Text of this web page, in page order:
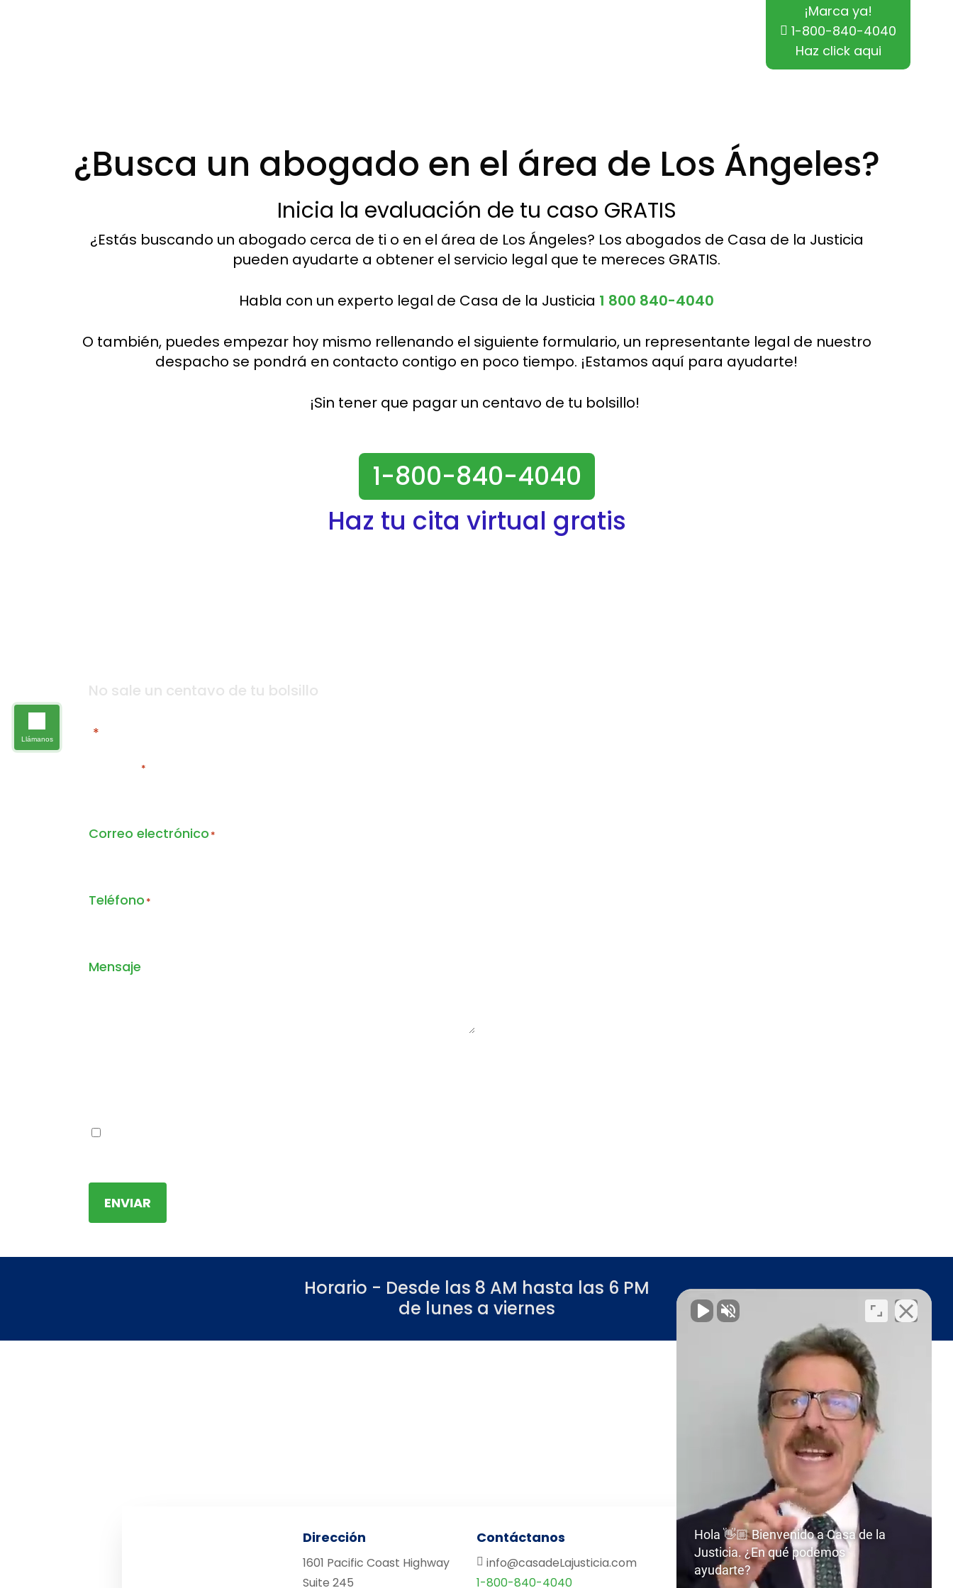
¡Marca ya!
1-800-840-4040
Haz click aqui
¿Busca un abogado en el área de Los Ángeles?
Inicia la evaluación de tu caso GRATIS
¿Estás buscando un abogado cerca de ti o en el área de Los Ángeles? Los abogados de Casa de la Justicia
pueden ayudarte a obtener el servicio legal que te mereces GRATIS.
Habla con un experto legal de Casa de la Justicia 1 800 840-4040
O también, puedes empezar hoy mismo rellenando el siguiente formulario, un representante legal de nuestro
despacho se pondrá en contacto contigo en poco tiempo. ¡Estamos aquí para ayudarte!
¡Sin tener que pagar un centavo de tu bolsillo!
1-800-840-4040
Haz tu cita virtual gratis
No sale un centavo de tu bolsillo
*
*
Correo electrónico *
Teléfono *
Mensaje
ENVIAR
Horario - Desde las 8 AM hasta las 6 PM
de lunes a viernes
Dirección
1601 Pacific Coast Highway
Suite 245
Contáctanos
info@casadeLajusticia.com
1-800-840-4040
Hola 👋🏼 Bienvenido a Casa de la
Justicia. ¿En qué podemos
ayudarte?
Llámanos